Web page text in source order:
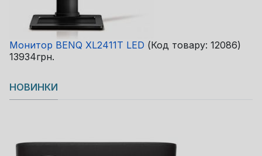
Монитор BENQ XL2411T LED (Код товару: 12086)
13934грн.
НОВИНКИ